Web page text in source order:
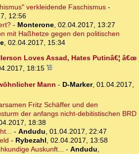
verkleidende Faschismus-
12:56
- Monterone, 02.04.2017, 13:27
mit Haßhetze gegen den politischen
, 02.04.2017, 15:34
Loves Assad, Hates Putinâ€¦ â€œ
18:15
Mann - D-Marker, 01.04.2017,
Fritz Schäffer und den
der anfangs nicht-debitistischen BRD
18:38
- Andudu, 01.04.2017, 22:47
- Rybezahl, 02.04.2017, 13:58
Auskunft... - Andudu,